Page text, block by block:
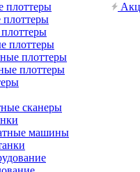
плоттеры
плоттеры
плоттеры
плоттеры
плоттеры
сканеры
машины